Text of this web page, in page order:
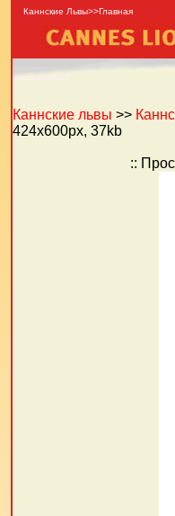
Каннские Львы>>Главная
Каннские львы >>
424x600px, 37kb
::